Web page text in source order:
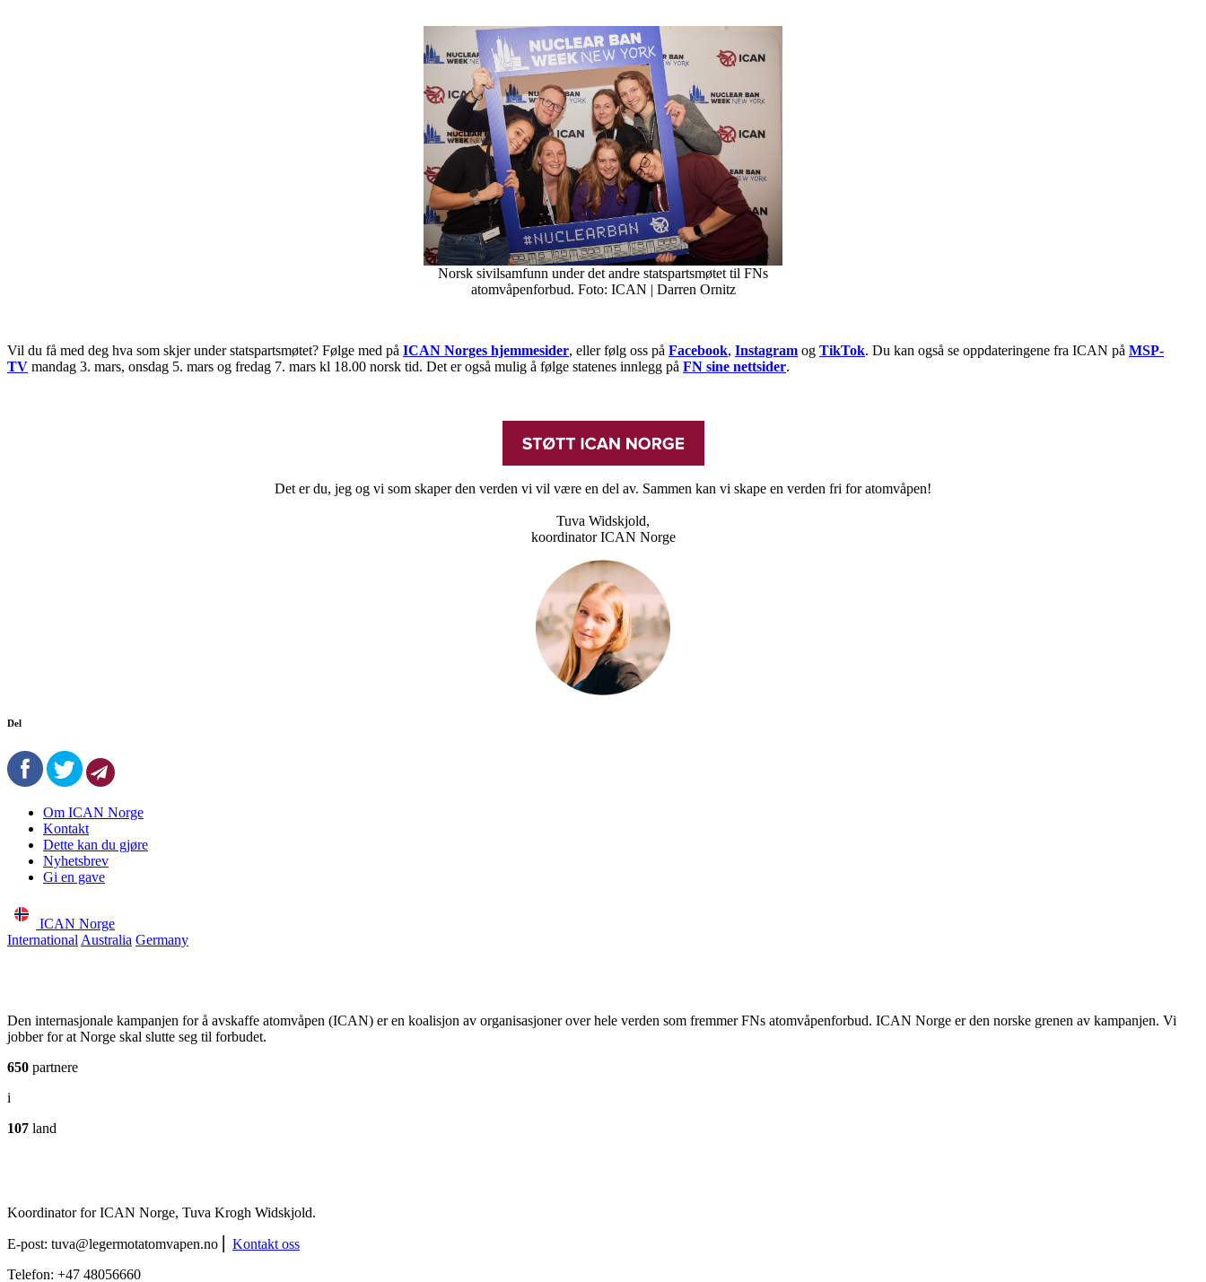
Norsk sivilsamfunn under det andre statspartsmøtet til FNs
atomvåpenforbud. Foto: ICAN | Darren Ornitz
Vil du få med deg hva som skjer under statspartsmøtet? Følge med på ICAN Norges hjemmesider, eller følg oss på Facebook, Instagram og TikTok. Du kan også se oppdateringene fra ICAN på MSP-
TV mandag 3. mars, onsdag 5. mars og fredag 7. mars kl 18.00 norsk tid. Det er også mulig å følge statenes innlegg på FN sine nettsider.
Det er du, jeg og vi som skaper den verden vi vil være en del av. Sammen kan vi skape en verden fri for atomvåpen!
Tuva Widskjold,
koordinator ICAN Norge
Del
Om ICAN Norge
Kontakt
Dette kan du gjøre
Nyhetsbrev
Gi en gave
ICAN Norge
International Australia Germany
Den internasjonale kampanjen for å avskaffe atomvåpen (ICAN) er en koalisjon av organisasjoner over hele verden som fremmer FNs atomvåpenforbud. ICAN Norge er den norske grenen av kampanjen. Vi
jobber for at Norge skal slutte seg til forbudet.
650 partnere
i
107 land
Koordinator for ICAN Norge, Tuva Krogh Widskjold.
E-post: tuva@legermotatomvapen.no
Kontakt oss
Telefon: +47 48056660